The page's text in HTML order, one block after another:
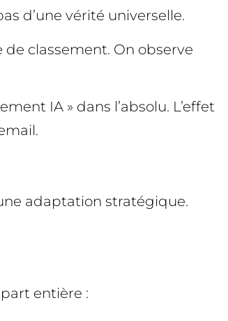
d’une vérité universelle.
de classement. On observe
IA » dans l’absolu. L’effet
adaptation stratégique.
entière :